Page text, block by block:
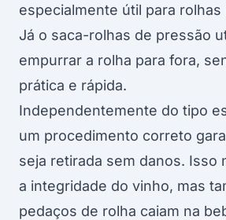
especialmente útil para rolhas
Já o saca-rolhas de pressão
empurrar a rolha para fora,
prática e rápida.
Independentemente do tipo
um procedimento correto
seja retirada sem danos. Isso
a integridade do vinho, mas
pedaços de rolha caiam na